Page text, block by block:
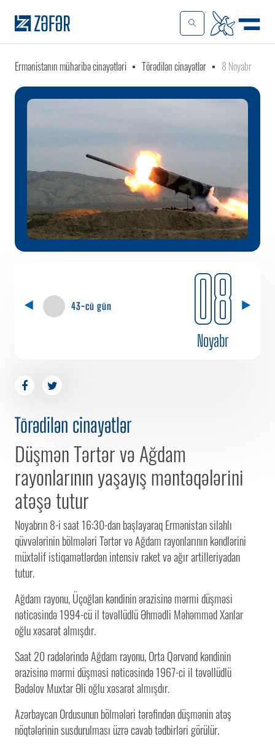
Ermənistanın müharibə cinayətləri Törədilən cinayətlər 8 Noyabr
43-cü gün 08
Noyabr
Törədilən cinayətlər
Düşmən Tərtər və Ağdam
rayonlarının yaşayış məntəqələrini
atəşə tutur
Noyabrın 8-i saat 16:30-dan başlayaraq Ermənistan silahlı
qüvvələrinin bölmələri Tərtər və Ağdam rayonlarının kəndlərini
müxtəlif istiqamətlərdən intensiv raket və ağır artilleriyadan
tutur.
Ağdam rayonu, Üçoğlan kəndinin ərazisinə mərmi düşməsi
nəticəsində 1994-cü il təvəllüdlü Əhmədli Məhəmməd Xanlar
oğlu xəsarət almışdır.
Saat 20 radələrində Ağdam rayonu, Orta Qərvənd kəndinin
ərazisinə mərmi düşməsi nəticəsində 1967-ci il təvəllüdlü
Bədəlov Muxtar Əli oğlu xəsarət almışdır.
Azərbaycan Ordusunun bölmələri tərəfindən düşmənin atəş
nöqtələrinin susdurulması üzrə cavab tədbirləri görülür.